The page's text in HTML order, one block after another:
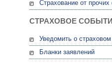
Страхование от
СТРАХОВОЕ
Уведомить о
Бланки заявлений